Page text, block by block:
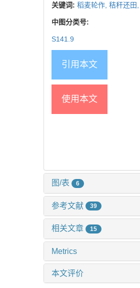
关键词: 稻麦轮作, 秸秆还田,
中图分类号:
S141.9
引用本文
使用本文
图/表 6
参考文献 39
相关文章 15
Metrics
本文评价